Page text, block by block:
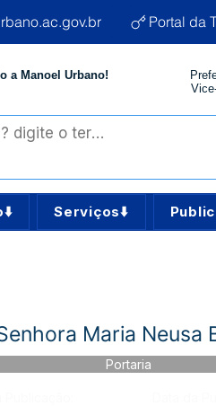
Portal da
a Manoel Urbano!
Serviços⬇️
Maria Neusa
Portaria